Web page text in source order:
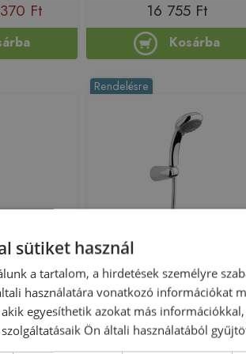
Ft 16 755 Ft
Kosárba
Rendelésre
Bugnatese zuhanyszett, króm
19713CR
Azonosító: 170006
Cikkszám: 19713CR
sütiket használ
a tartalom, a hirdetések személyre
használatára vonatkozó információkat
egyesíthetik azokat más
Ön általi használatából